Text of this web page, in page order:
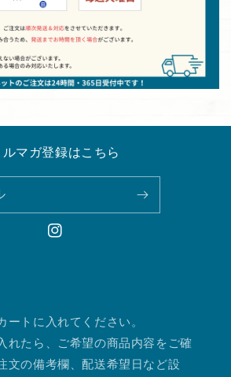
ルマガ登録はこちら
Instagram
ートに入れてください。
れたら、ご希望の商品内容をご確
文の備考欄、配送希望日など設